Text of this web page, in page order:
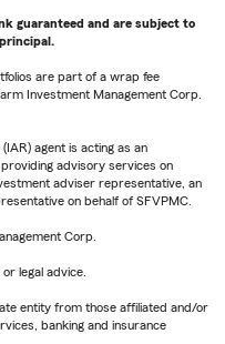
guaranteed and are subject to
are part of a wrap fee
Investment Management Corp.
agent is acting as an
advisory services on
adviser representative, an
on behalf of SFVPMC.
Corp.
legal advice.
entity from those affiliated and/or
banking and insurance